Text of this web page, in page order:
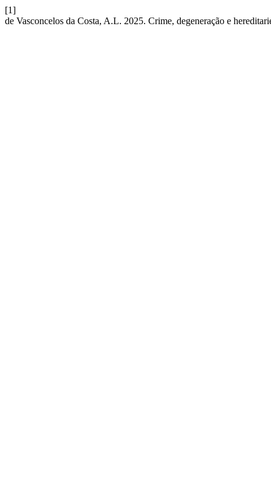
[1]
de Vasconcelos da Costa, A.L. 2025. Crime, degeneração e